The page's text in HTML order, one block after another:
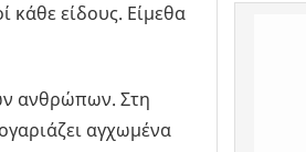
κάθε είδους. Είμεθα
ανθρώπων. Στη
αγχωμένα